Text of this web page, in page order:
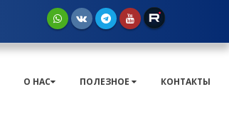
О НАС ПОЛЕЗНОЕ КОНТАКТЫ